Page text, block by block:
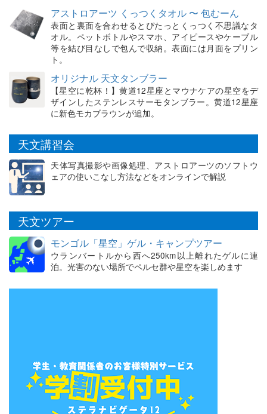
アストロアーツ くっつくタオル 〜 包むーん
表面と裏面を合わせるとぴたっとくっつく不思議なタ
オル。ペットボトルやスマホ、アイピースやケーブル
等を結び目なしで包んで収納。表面には月面をプリン
ト。
オリジナル 天文タンブラー
【星空に乾杯！】黄道12星座とマウナケアの星空をデ
ザインしたステンレスサーモタンブラー。黄道12星座
に新色モカブラウンが追加。
天文講習会
天体写真撮影や画像処理、アストロアーツのソフトウ
ェアの使いこなし方法などをオンラインで解説
天文ツアー
モンゴル「星空」ゲル・キャンプツアー
ウランバートルから西へ250km以上離れたゲルに連
泊。光害のない場所でペルセ群や星空を楽しめます